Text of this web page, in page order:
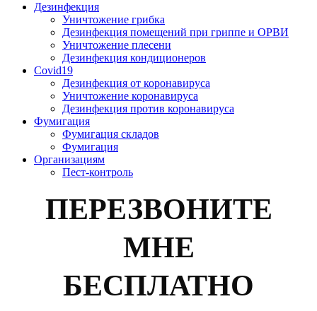
Дезинфекция
Уничтожение грибка
Дезинфекция помещений при гриппе и ОРВИ
Уничтожение плесени
Дезинфекция кондиционеров
Covid19
Дезинфекция от коронавируса
Уничтожение коронавируса
Дезинфекция против коронавируса
Фумигация
Фумигация складов
Фумигация
Организациям
Пест-контроль
ПЕРЕЗВОНИТЕ
МНЕ
БЕСПЛАТНО